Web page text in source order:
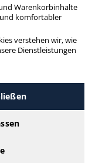
haftklebend in
Sie schnell
haftklebend mit
Fenster
Warenkorbinhalte
und komfortabler
verstehen wir, wie
Dienstleistungen